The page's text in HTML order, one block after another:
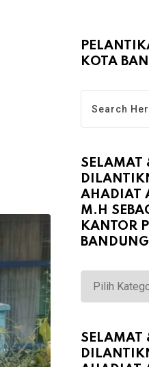
KOTA
SELAMAT
AHADIAT
M.H
KANTOR
BANDUNG
Selamat
&
atas
Dilantiknya
SELAMAT